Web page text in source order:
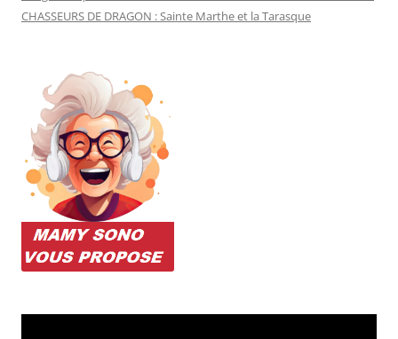
CHASSEURS DE DRAGON : Sainte Marthe et la Tarasque